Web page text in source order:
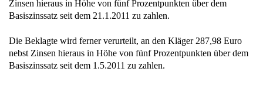
Zinsen hieraus in Höhe von fünf Prozentpunkten über dem
Basiszinssatz seit dem 21.1.2011 zu zahlen.
Die Beklagte wird ferner verurteilt, an den Kläger 287,98 Euro
nebst Zinsen hieraus in Höhe von fünf Prozentpunkten über dem
Basiszinssatz seit dem 1.5.2011 zu zahlen.